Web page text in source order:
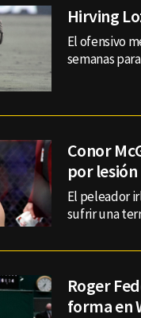
Hirving
El ofensivo
semanas
Conor
por lesión
El peleador
sufrir una
Roger
forma en